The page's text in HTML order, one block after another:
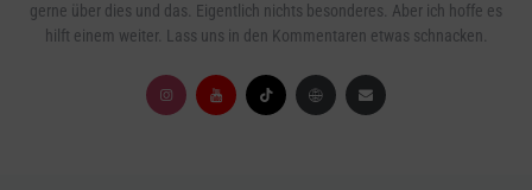
gerne über dies und das. Eigentlich nichts besonderes. Aber ich hoffe es
hilft einem weiter. Lass uns in den Kommentaren etwas schnacken.